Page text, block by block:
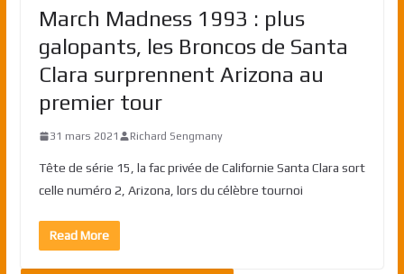
March Madness 1993 : plus
galopants, les Broncos de Santa
Clara surprennent Arizona au
premier tour
31 mars 2021 Richard Sengmany
Tête de série 15, la fac privée de Californie Santa Clara sort
celle numéro 2, Arizona, lors du célèbre tournoi
Read More